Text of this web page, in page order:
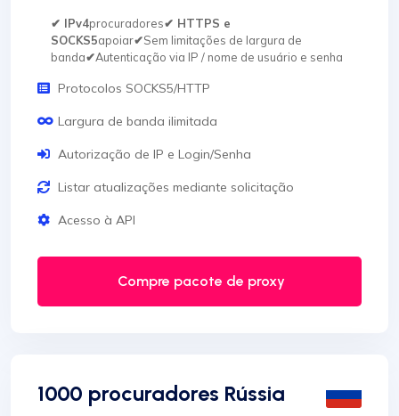
✔ IPv4procuradores✔ HTTPS e
SOCKS5apoiar✔Sem limitações de largura de
banda✔Autenticação via IP / nome de usuário e senha
Protocolos SOCKS5/HTTP
Largura de banda ilimitada
Autorização de IP e Login/Senha
Listar atualizações mediante solicitação
Acesso à API
Compre pacote de proxy
1000 procuradores Rússia